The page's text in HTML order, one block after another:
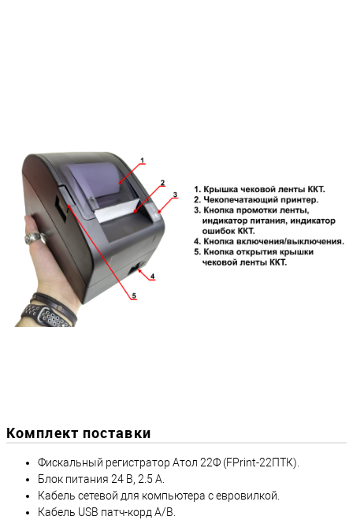
Комплект поставки
Фискальный регистратор Атол 22Ф (FPrint-22ПТК).
Блок питания 24 В, 2.5 А.
Кабель сетевой для компьютера с евровилкой.
Кабель USB патч-корд A/B.